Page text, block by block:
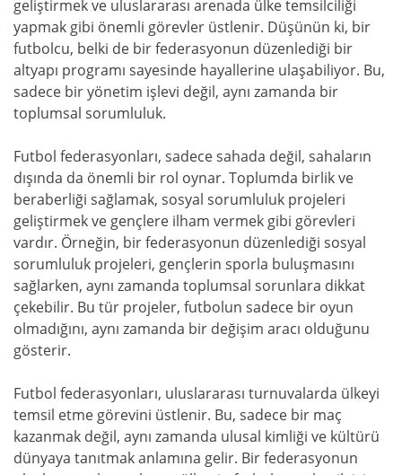
geliştirmek ve uluslararası arenada ülke temsilciliği
yapmak gibi önemli görevler üstlenir. Düşünün ki, bir
futbolcu, belki de bir federasyonun düzenlediği bir
altyapı programı sayesinde hayallerine ulaşabiliyor. Bu,
sadece bir yönetim işlevi değil, aynı zamanda bir
toplumsal sorumluluk.
Futbol federasyonları, sadece sahada değil, sahaların
dışında da önemli bir rol oynar. Toplumda birlik ve
beraberliği sağlamak, sosyal sorumluluk projeleri
geliştirmek ve gençlere ilham vermek gibi görevleri
vardır. Örneğin, bir federasyonun düzenlediği sosyal
sorumluluk projeleri, gençlerin sporla buluşmasını
sağlarken, aynı zamanda toplumsal sorunlara dikkat
çekebilir. Bu tür projeler, futbolun sadece bir oyun
olmadığını, aynı zamanda bir değişim aracı olduğunu
gösterir.
Futbol federasyonları, uluslararası turnuvalarda ülkeyi
temsil etme görevini üstlenir. Bu, sadece bir maç
kazanmak değil, aynı zamanda ulusal kimliği ve kültürü
dünyaya tanıtmak anlamına gelir. Bir federasyonun